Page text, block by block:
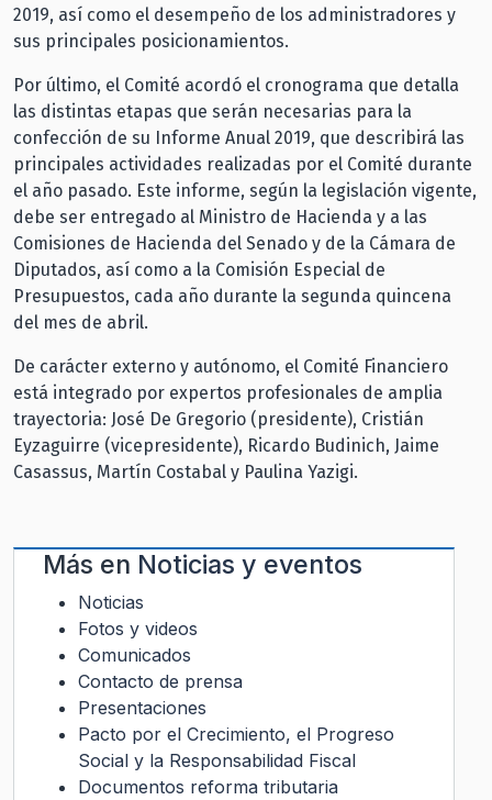
2019, así como el desempeño de los administradores y
sus principales posicionamientos.
Por último, el Comité acordó el cronograma que detalla
las distintas etapas que serán necesarias para la
confección de su Informe Anual 2019, que describirá las
principales actividades realizadas por el Comité durante
el año pasado. Este informe, según la legislación vigente,
debe ser entregado al Ministro de Hacienda y a las
Comisiones de Hacienda del Senado y de la Cámara de
Diputados, así como a la Comisión Especial de
Presupuestos, cada año durante la segunda quincena
del mes de abril.
De carácter externo y autónomo, el Comité Financiero
está integrado por expertos profesionales de amplia
trayectoria: José De Gregorio (presidente), Cristián
Eyzaguirre (vicepresidente), Ricardo Budinich, Jaime
Casassus, Martín Costabal y Paulina Yazigi.
Más en Noticias y eventos
Noticias
Fotos y videos
Comunicados
Contacto de prensa
Presentaciones
Pacto por el Crecimiento, el Progreso
Social y la Responsabilidad Fiscal
Documentos reforma tributaria